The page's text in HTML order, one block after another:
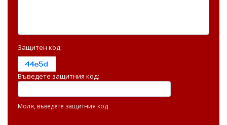
Защитен код:
Въведете защитния код:
Моля, въведете защитния код